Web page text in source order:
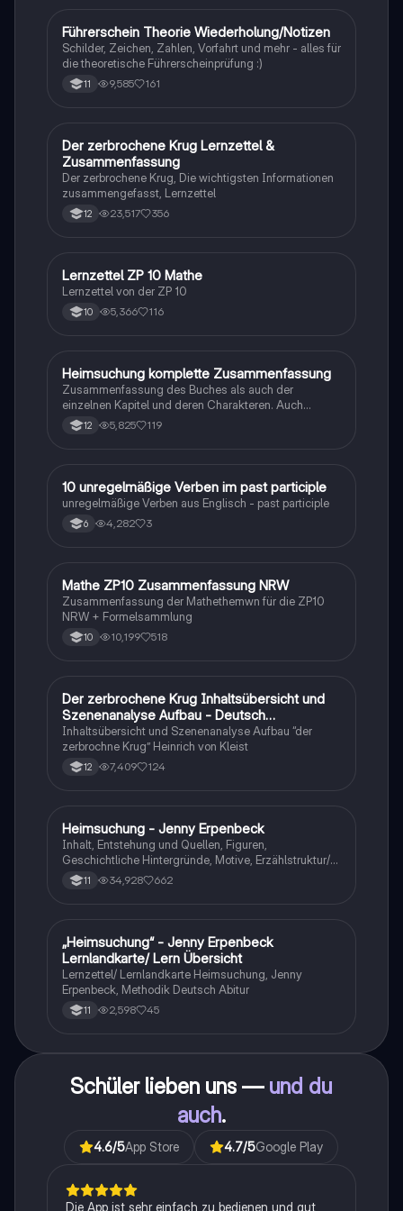
Lerntipps
Führerschein Theorie Wiederholung/Notizen
Schilder, Zeichen, Zahlen, Vorfahrt und mehr - alles für
die theoretische Führerscheinprüfung :)
11 9,585 161
Deutsch
Der zerbrochene Krug Lernzettel &
Zusammenfassung
Der zerbrochene Krug, Die wichtigsten Informationen
zusammengefasst, Lernzettel
12 23,517 356
Mathe
Lernzettel ZP 10 Mathe
Lernzettel von der ZP 10
10 5,366 116
Deutsch
Heimsuchung komplette Zusammenfassung
Zusammenfassung des Buches als auch der
einzelnen Kapitel und deren Charakteren. Auch
tabellarisch. Im Unterricht ohne KI erstellt
12 5,825 119
1 Englisch
10 unregelmäßige Verben im past participle
unregelmäßige Verben aus Englisch - past participle
6 4,282 3
Mathe
Mathe ZP10 Zusammenfassung NRW
Zusammenfassung der Mathethemwn für die ZP10
NRW + Formelsammlung
10 10,199 518
Deutsch
Der zerbrochene Krug Inhaltsübersicht und
Szenenanalyse Aufbau - Deutsch
Q1/Q2/Abitur
Inhaltsübersicht und Szenenanalyse Aufbau “der
zerbrochne Krug” Heinrich von Kleist
12 7,409 124
Deutsch
Heimsuchung - Jenny Erpenbeck
Inhalt, Entstehung und Quellen, Figuren,
Geschichtliche Hintergründe, Motive, Erzählstruktur/-
stil 11 34,928 662
Deutsch
„Heimsuchung“ - Jenny Erpenbeck
Lernlandkarte/ Lern Übersicht
Lernzettel/ Lernlandkarte Heimsuchung, Jenny
Erpenbeck, Methodik Deutsch Abitur
11 2,598 45
Schüler lieben uns — und du
auch.
4.6/5App Store 4.7/5Google Play
Die App ist sehr einfach zu bedienen und gut